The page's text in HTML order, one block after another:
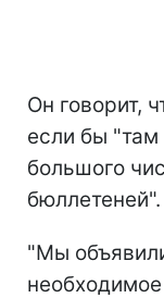
Он говорит,
если бы
большого
бюллетеней".
"Мы